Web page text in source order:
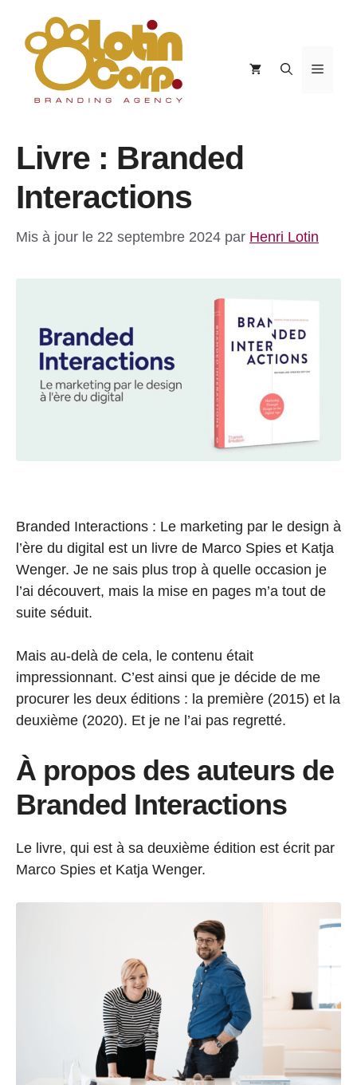
contenu
Menu
Livre : Branded
Interactions
Mis à jour le 22 septembre 2024 par Henri Lotin
Branded Interactions : Le marketing par le design à
l’ère du digital est un livre de Marco Spies et Katja
Wenger. Je ne sais plus trop à quelle occasion je
l’ai découvert, mais la mise en pages m’a tout de
suite séduit.
Mais au-delà de cela, le contenu était
impressionnant. C’est ainsi que je décide de me
procurer les deux éditions : la première (2015) et la
deuxième (2020). Et je ne l’ai pas regretté.
À propos des auteurs de
Branded Interactions
Le livre, qui est à sa deuxième édition est écrit par
Marco Spies et Katja Wenger.